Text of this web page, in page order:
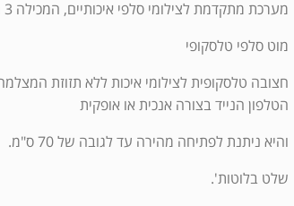
מערכת מתקדמת לצילומי סלפי איכותיים, המכילה 3 חלקים:
מוט סלפי טלסקופי
חצובה טלסקופית לצילומי איכות ללא תזוזת
הטלפון הנייד בצורה אנכית או אופקית
והיא ניתנת לפתיחה מהירה עד לגובה של 70 ס"מ.
שלט בלוטות'.